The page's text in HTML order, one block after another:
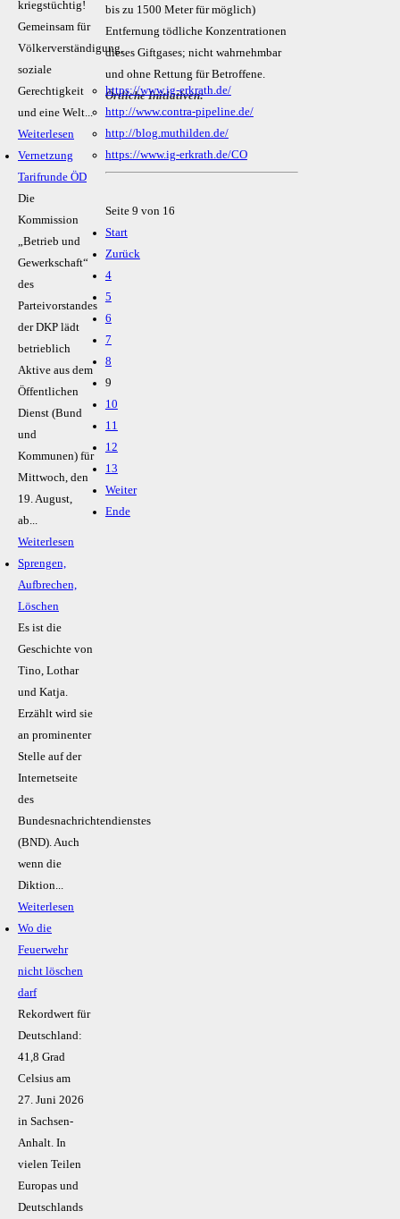
kriegstüchtig!
Gemeinsam für
Völkerverständigung,
soziale
Gerechtigkeit
und eine Welt...
Weiterlesen
Vernetzung
Tarifrunde ÖD
Die
Kommission
„Betrieb und
Gewerkschaft“
des
Parteivorstandes
der DKP lädt
betrieblich
Aktive aus dem
Öffentlichen
Dienst (Bund
und
Kommunen) für
Mittwoch, den
19. August,
ab...
Weiterlesen
Sprengen,
Aufbrechen,
Löschen
Es ist die
Geschichte von
Tino, Lothar
und Katja.
Erzählt wird sie
an prominenter
Stelle auf der
Internetseite
des
Bundesnachrichtendienstes
(BND). Auch
wenn die
Diktion...
Weiterlesen
Wo die
Feuerwehr
nicht löschen
darf
Rekordwert für
Deutschland:
41,8 Grad
Celsius am
27. Juni 2026
in Sachsen-
Anhalt. In
vielen Teilen
Europas und
Deutschlands
bis zu 1500 Meter für möglich)
Entfernung tödliche Konzentrationen
dieses Giftgases; nicht wahrnehmbar
und ohne Rettung für Betroffene.
Örtliche Initiativen:
https://www.ig-erkrath.de/
http://www.contra-pipeline.de/
http://blog.muthilden.de/
https://www.ig-erkrath.de/CO
Seite 9 von 16
Start
Zurück
4
5
6
7
8
9
10
11
12
13
Weiter
Ende